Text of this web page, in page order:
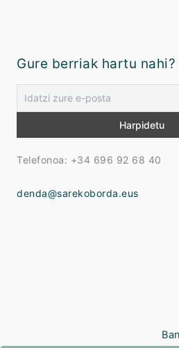
Gure berriak hartu nahi?
Telefonoa: +34 696 92 68 40
denda@sarekoborda.eus